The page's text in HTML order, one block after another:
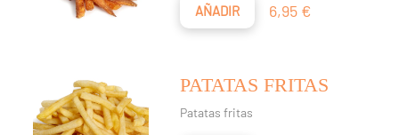
AÑADIR Precio
6,95 €
PATATAS FRITAS
Patatas fritas